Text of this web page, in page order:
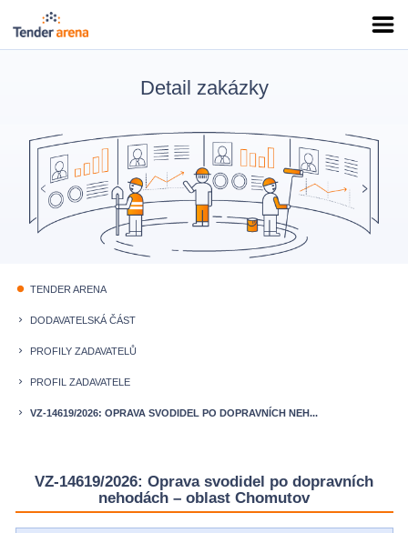
Detail zakázky
fiber_manual_record TENDER ARENA
keyboard_arrow_right DODAVATELSKÁ ČÁST
keyboard_arrow_right PROFILY ZADAVATELŮ
keyboard_arrow_right PROFIL ZADAVATELE
keyboard_arrow_right VZ-14619/2026: OPRAVA SVODIDEL PO DOPRAVNÍCH NEH...
VZ-14619/2026: Oprava svodidel po dopravních
nehodách – oblast Chomutov